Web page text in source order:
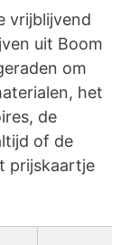
vrijblijvend
uit Boom
om
het
de
of de
prijskaartje